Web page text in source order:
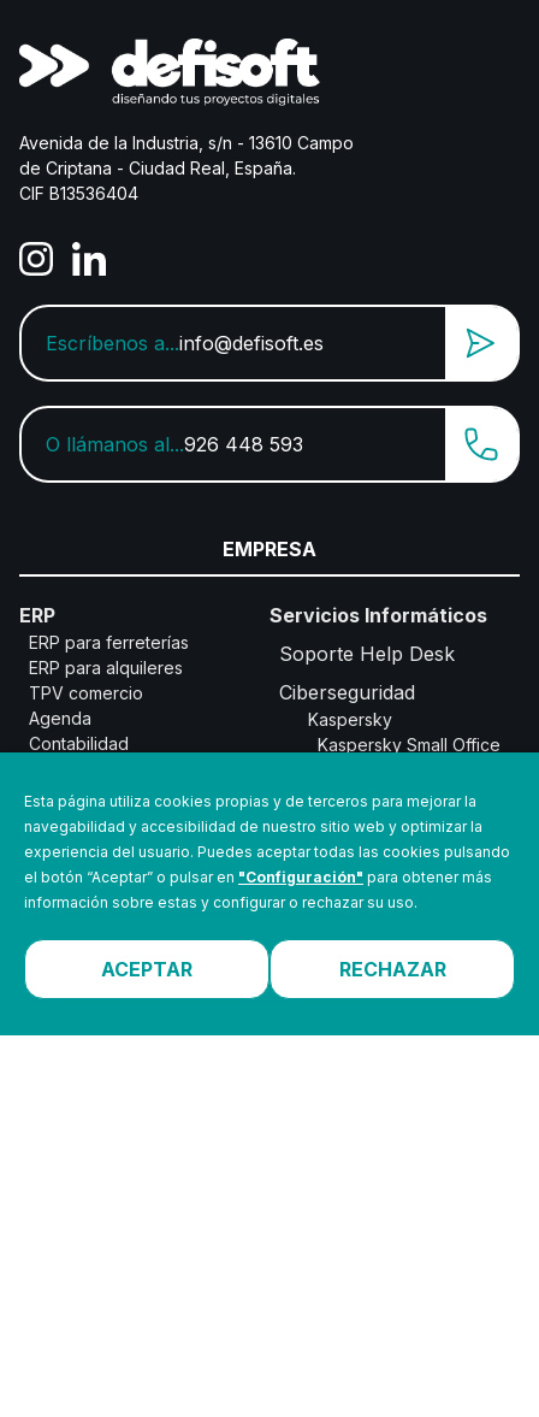
Avenida de la Industria, s/n - 13610 Campo
de Criptana - Ciudad Real, España.
CIF B13536404
Escríbenos a...info@defisoft.es
O llámanos al...926 448 593
EMPRESA
ERP
ERP para ferreterías
ERP para alquileres
TPV comercio
Agenda
Contabilidad
Devoluciones
Taller mecánico
Páginas Web
Tiendas online
Tempus Go
Servicios Informáticos
Soporte Help Desk
Ciberseguridad
Kaspersky
Kaspersky Small Office
Kaspersky Endpoint
Security for Cloud
Kaspersky Endpoint
Security for Cloud Plus
Copias de Seguridad
Soluciones Ofimáticas
Redes y comunicaciones
Esta página utiliza cookies propias y de terceros para mejorar la
navegabilidad y accesibilidad de nuestro sitio web y optimizar la
experiencia del usuario. Puedes aceptar todas las cookies pulsando
el botón “Aceptar” o pulsar en "Configuración" para obtener más
información sobre estas y configurar o rechazar su uso.
ACEPTAR RECHAZAR